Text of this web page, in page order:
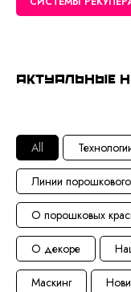
Актуальные
All
Линии
О порошковых
О декоре
Маскинг